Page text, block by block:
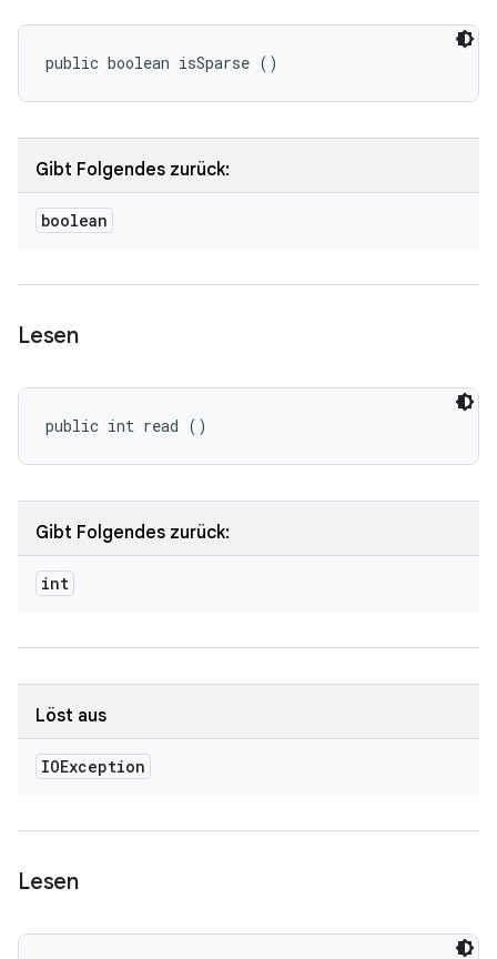
public boolean isSparse ()
Gibt Folgendes zurück:
boolean
Lesen
public int read ()
Gibt Folgendes zurück:
int
Löst aus
IOException
Lesen